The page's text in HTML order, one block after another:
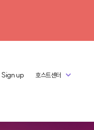
Sign up 호스트센터